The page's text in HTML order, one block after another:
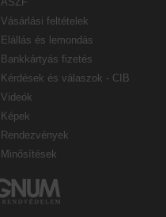
Vásárlási feltételek
Elállás és lemondás
Bankkártyás fizetés
Kérdések és válaszok - CIB
Videók
Képek
Rendezvények
Minősítések